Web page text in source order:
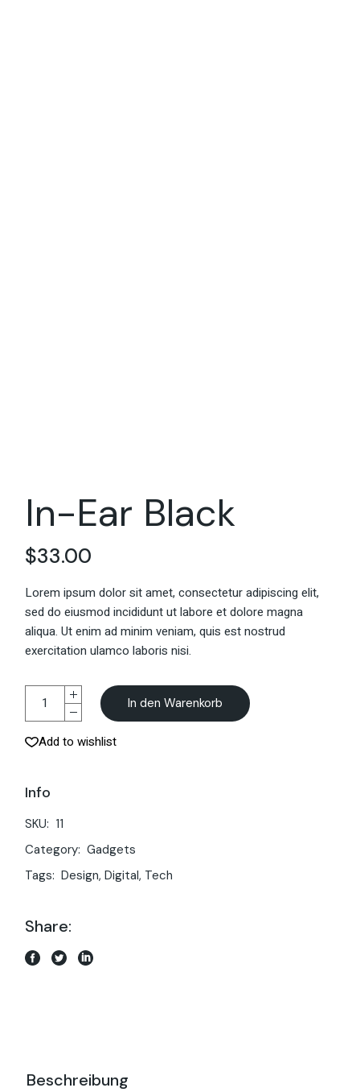
In-Ear Black
$33.00
Lorem ipsum dolor sit amet, consectetur adipiscing elit,
sed do eiusmod incididunt ut labore et dolore magna
aliqua. Ut enim ad minim veniam, quis est nostrud
exercitation ulamco laboris nisi.
In den Warenkorb
Add to wishlist
Info
SKU: 11
Category: Gadgets
Tags: Design,Digital, Tech
Share:
Beschreibung